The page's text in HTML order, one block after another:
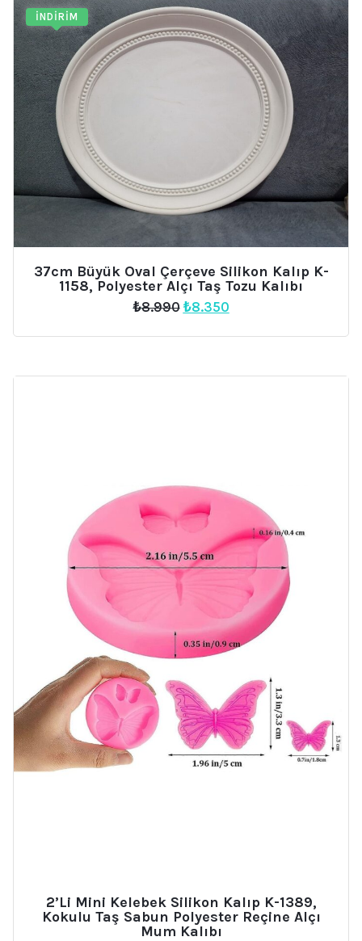
İNDIRIM
37cm Büyük Oval Çerçeve Silikon Kalıp K-
1158, Polyester Alçı Taş Tozu Kalıbı
₺8.990 Orijinal
₺8.990.
₺8.350Şu
fiyat:
2’li Mini Kelebek Silikon Kalıp K-1389,
Kokulu Taş Sabun Polyester Reçine Alçı
Mum Kalıbı